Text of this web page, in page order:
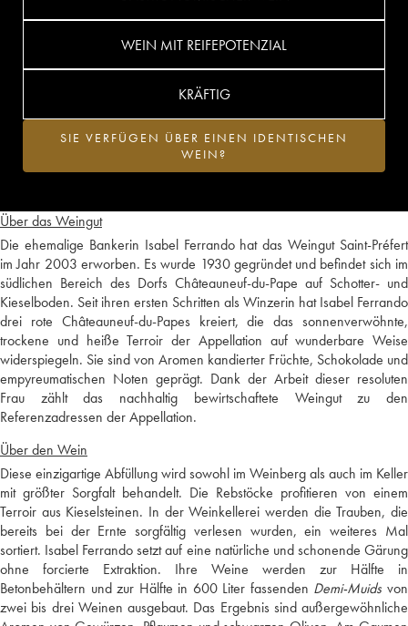
Über das Weingut
Die ehemalige Bankerin Isabel Ferrando hat das Weingut Saint-Préfert
im Jahr 2003 erworben. Es wurde 1930 gegründet und befindet sich im
südlichen Bereich des Dorfs Châteauneuf-du-Pape auf Schotter- und
Kieselboden. Seit ihren ersten Schritten als Winzerin hat Isabel Ferrando
drei rote Châteauneuf-du-Papes kreiert, die das sonnenverwöhnte,
trockene und heiße Terroir der Appellation auf wunderbare Weise
widerspiegeln. Sie sind von Aromen kandierter Früchte, Schokolade und
empyreumatischen Noten geprägt. Dank der Arbeit dieser resoluten
Frau zählt das nachhaltig bewirtschaftete Weingut zu den
Referenzadressen der Appellation.
Über den Wein
Diese einzigartige Abfüllung wird sowohl im Weinberg als auch im Keller
mit größter Sorgfalt behandelt. Die Rebstöcke profitieren von einem
Terroir aus Kieselsteinen. In der Weinkellerei werden die Trauben, die
bereits bei der Ernte sorgfältig verlesen wurden, ein weiteres Mal
sortiert. Isabel Ferrando setzt auf eine natürliche und schonende Gärung
ohne forcierte Extraktion. Ihre Weine werden zur Hälfte in
Betonbehältern und zur Hälfte in 600 Liter fassenden Demi-Muids von
zwei bis drei Weinen ausgebaut. Das Ergebnis sind außergewöhnliche
WEIN MIT REIFEPOTENZIAL
KRÄFTIG
SIE VERFÜGEN ÜBER EINEN IDENTISCHEN
WEIN?